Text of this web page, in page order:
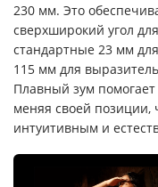
230 мм. Это
сверхширокий угол
стандартные 23 мм
115 мм для
Плавный зум
меняя своей позиции,
интуитивным и